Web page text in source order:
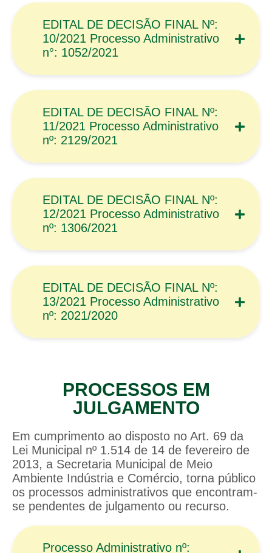
EDITAL DE DECISÃO FINAL Nº:
10/2021 Processo Administrativo
n°: 1052/2021
EDITAL DE DECISÃO FINAL Nº:
11/2021 Processo Administrativo
nº: 2129/2021
EDITAL DE DECISÃO FINAL Nº:
12/2021 Processo Administrativo
nº: 1306/2021
EDITAL DE DECISÃO FINAL Nº:
13/2021 Processo Administrativo
nº: 2021/2020
PROCESSOS EM
JULGAMENTO
Em cumprimento ao disposto no Art. 69 da
Lei Municipal nº 1.514 de 14 de fevereiro de
2013, a Secretaria Municipal de Meio
Ambiente Indústria e Comércio, torna público
os processos administrativos que encontram-
se pendentes de julgamento ou recurso.
Processo Administrativo nº: